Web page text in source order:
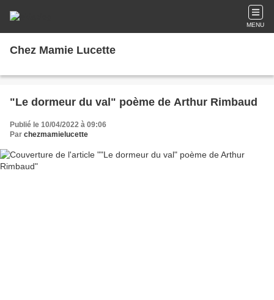
MENU
Chez Mamie Lucette
"Le dormeur du val" poème de Arthur Rimbaud
Publié le 10/04/2022 à 09:06
Par chezmamielucette